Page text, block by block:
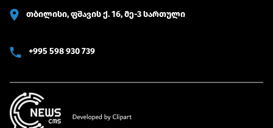
თბილისი, ფშავის ქ. 16, მე-3 სართული
+995 598 930 739